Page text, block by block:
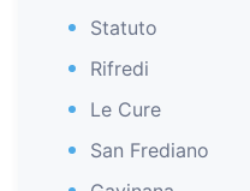
Statuto
Rifredi
Le Cure
San Frediano